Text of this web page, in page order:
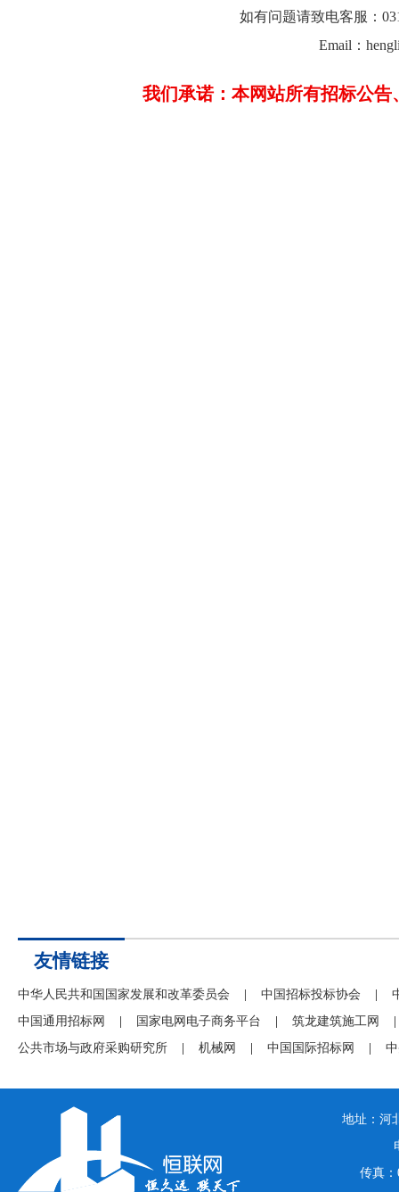
如有问题请致电客服：
Email：
我们承诺：本网站所有招标公
友情链接
中华人民共和国国家发展和改革委员会 中国招标投标协会
中国通用招标网
国家电网电子商务平台 筑龙建筑施工网
公共市场与政府采购研究所
机械网 中国国际招标网
地址：河
传真